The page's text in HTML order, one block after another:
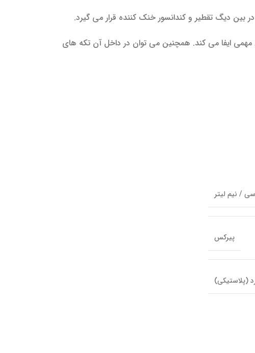
بین دیگ تقطیر و کندانسور خنک کننده قرار می گیرد.
ایفا می کند. همچنین می توان در داخل آن تکه های
پیرکس
(پلاستیکی)